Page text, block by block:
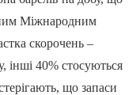
Міжнародним
скорочень –
інші 40% стосуються
що запаси